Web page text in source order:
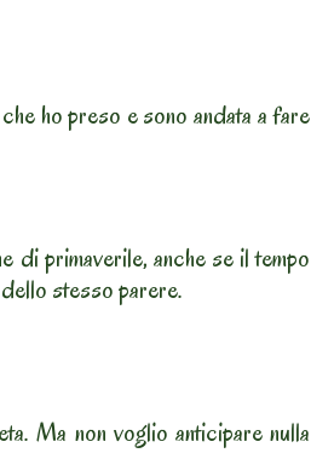
ho preso e sono andata a fare
di primaverile, anche se il tempo
stesso parere.
Ma non voglio anticipare nulla